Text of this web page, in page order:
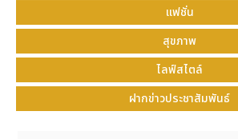
แฟชั่น
สุขภาพ
ไลฟ์สไตล์
ฝากข่าวประชาสัมพันธ์